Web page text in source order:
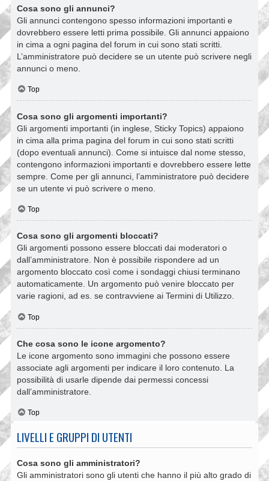
Cosa sono gli annunci?
Gli annunci contengono spesso informazioni importanti e
dovrebbero essere letti prima possibile. Gli annunci appaiono
in cima a ogni pagina del forum in cui sono stati scritti.
L’amministratore può decidere se un utente può scrivere negli
annunci o meno.
Top
Cosa sono gli argomenti importanti?
Gli argomenti importanti (in inglese, Sticky Topics) appaiono
in cima alla prima pagina del forum in cui sono stati scritti
(dopo eventuali annunci). Come si intuisce dal nome stesso,
contengono informazioni importanti e dovrebbero essere lette
sempre. Come per gli annunci, l’amministratore può decidere
se un utente vi può scrivere o meno.
Top
Cosa sono gli argomenti bloccati?
Gli argomenti possono essere bloccati dai moderatori o
dall’amministratore. Non è possibile rispondere ad un
argomento bloccato così come i sondaggi chiusi terminano
automaticamente. Un argomento può venire bloccato per
varie ragioni, ad es. se contravviene ai Termini di Utilizzo.
Top
Che cosa sono le icone argomento?
Le icone argomento sono immagini che possono essere
associate agli argomenti per indicare il loro contenuto. La
possibilità di usarle dipende dai permessi concessi
dall’amministratore.
Top
LIVELLI E GRUPPI DI UTENTI
Cosa sono gli amministratori?
Gli amministratori sono gli utenti che hanno il più alto grado di